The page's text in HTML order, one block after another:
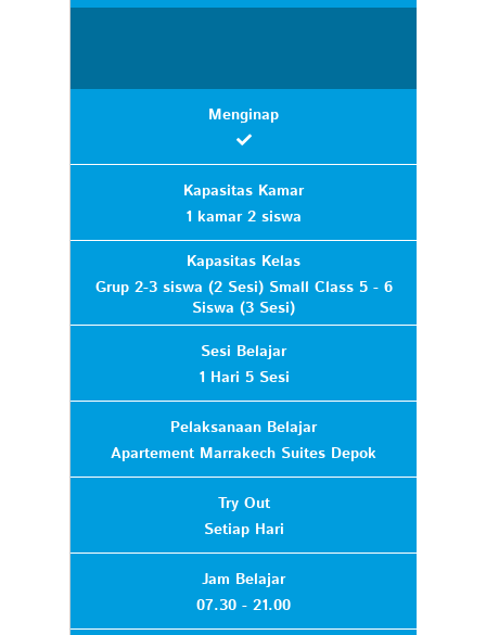
Menginap
Kapasitas Kamar
1 kamar 2 siswa
Kapasitas Kelas
Grup 2-3 siswa (2 Sesi) Small Class 5 - 6
Siswa (3 Sesi)
Sesi Belajar
1 Hari 5 Sesi
Pelaksanaan Belajar
Apartement Marrakech Suites Depok
Try Out
Setiap Hari
Jam Belajar
07.30 - 21.00